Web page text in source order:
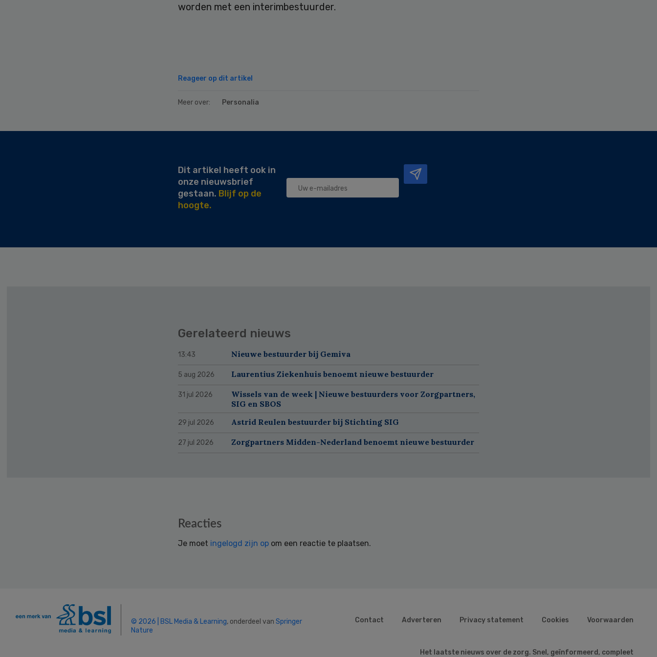
worden met een interimbestuurder.
Reageer op dit artikel
Meer over: Personalia
Dit artikel heeft ook in
onze nieuwsbrief
gestaan. Blijf op de
hoogte.
Gerelateerd nieuws
13:43 Nieuwe bestuurder bij Gemiva
5 aug 2026 Laurentius Ziekenhuis benoemt nieuwe bestuurder
31 jul 2026
Wissels van de week | Nieuwe bestuurders voor Zorgpartners,
SIG en SBOS
29 jul 2026 Astrid Reulen bestuurder bij Stichting SIG
27 jul 2026 Zorgpartners Midden-Nederland benoemt nieuwe bestuurder
Reacties
Je moet ingelogd zijn op om een reactie te plaatsen.
© 2026 | BSL Media & Learning, onderdeel van Springer
Nature
Contact Adverteren Privacy statement Cookies Voorwaarden
Het laatste nieuws over de zorg. Snel, geïnformeerd, compleet